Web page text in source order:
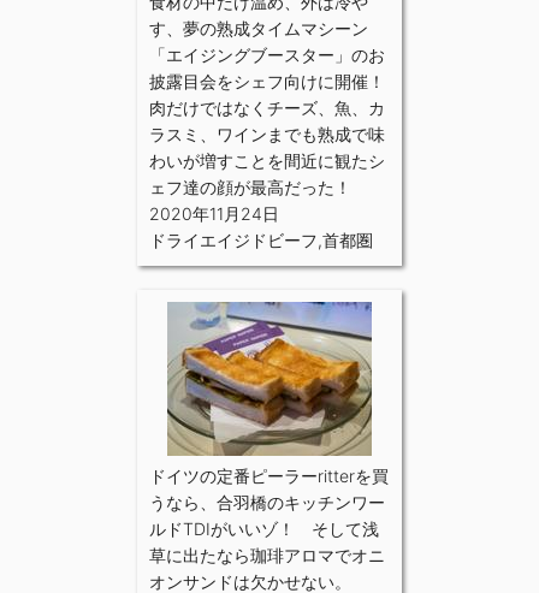
す、夢の熟成タイムマシーン
「エイジングブースター」のお
披露目会をシェフ向けに開催！
肉だけではなくチーズ、魚、カ
ラスミ、ワインまでも熟成で味
わいが増すことを間近に観たシ
ェフ達の顔が最高だった！
2020年11月24日
ドライエイジドビーフ,首都圏
ドイツの定番ピーラーritterを買
うなら、合羽橋のキッチンワー
ルドTDIがいいゾ！ そして浅
草に出たなら珈琲アロマでオニ
オンサンドは欠かせない。